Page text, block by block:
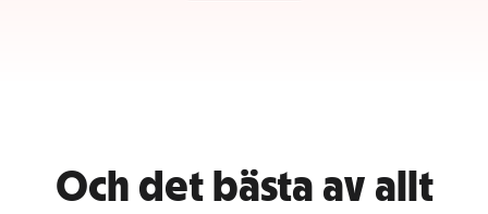
Och det bästa av allt